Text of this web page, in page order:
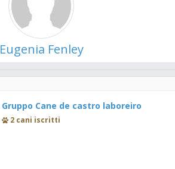
Eugenia Fenley
Gruppo Cane de castro laboreiro
2 cani iscritti